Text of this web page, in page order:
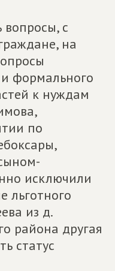
вопросы, с
на
формального
к нуждам
по
исключили
льготного
из д.
района другая
статус